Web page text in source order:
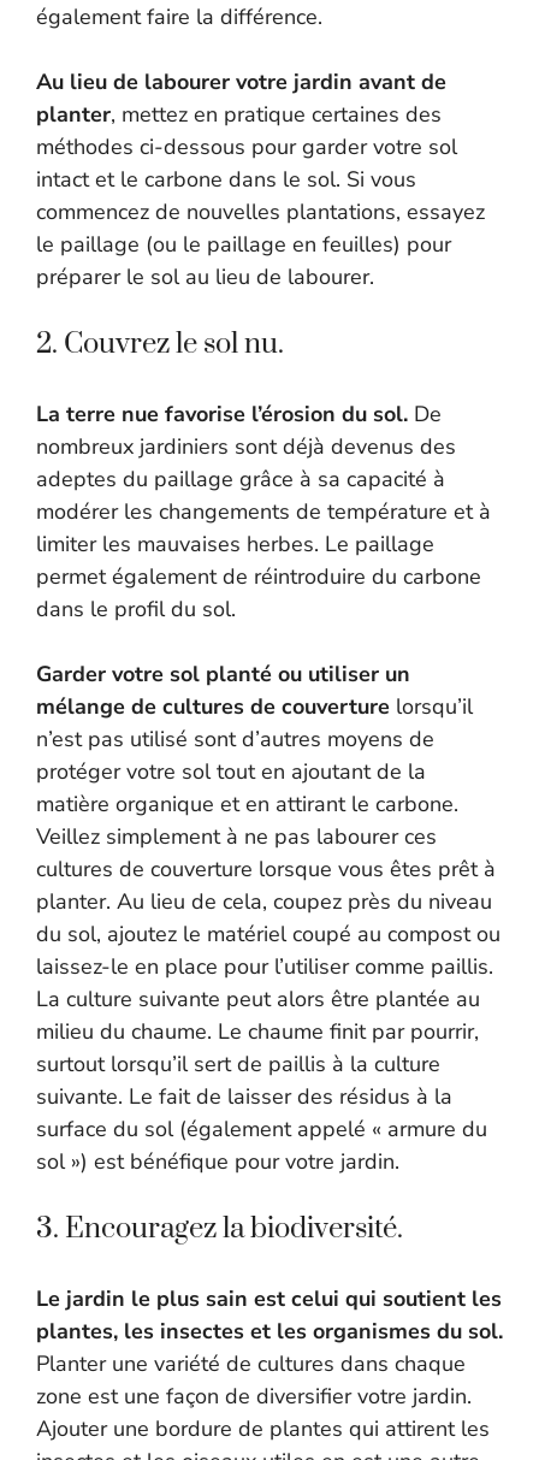
également faire la différence.
Au lieu de labourer votre jardin avant de
planter, mettez en pratique certaines des
méthodes ci-dessous pour garder votre sol
intact et le carbone dans le sol. Si vous
commencez de nouvelles plantations, essayez
le paillage (ou le paillage en feuilles) pour
préparer le sol au lieu de labourer.
2. Couvrez le sol nu.
La terre nue favorise l’érosion du sol. De
nombreux jardiniers sont déjà devenus des
adeptes du paillage grâce à sa capacité à
modérer les changements de température et à
limiter les mauvaises herbes. Le paillage
permet également de réintroduire du carbone
dans le profil du sol.
Garder votre sol planté ou utiliser un
mélange de cultures de couverture lorsqu’il
n’est pas utilisé sont d’autres moyens de
protéger votre sol tout en ajoutant de la
matière organique et en attirant le carbone.
Veillez simplement à ne pas labourer ces
cultures de couverture lorsque vous êtes prêt à
planter. Au lieu de cela, coupez près du niveau
du sol, ajoutez le matériel coupé au compost ou
laissez-le en place pour l’utiliser comme paillis.
La culture suivante peut alors être plantée au
milieu du chaume. Le chaume finit par pourrir,
surtout lorsqu’il sert de paillis à la culture
suivante. Le fait de laisser des résidus à la
surface du sol (également appelé « armure du
sol ») est bénéfique pour votre jardin.
3. Encouragez la biodiversité.
Le jardin le plus sain est celui qui soutient les
plantes, les insectes et les organismes du sol.
Planter une variété de cultures dans chaque
zone est une façon de diversifier votre jardin.
Ajouter une bordure de plantes qui attirent les